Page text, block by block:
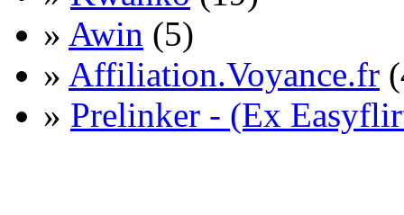
» Awin (5)
» Affiliation.Voyance.fr
» Prelinker - (Ex